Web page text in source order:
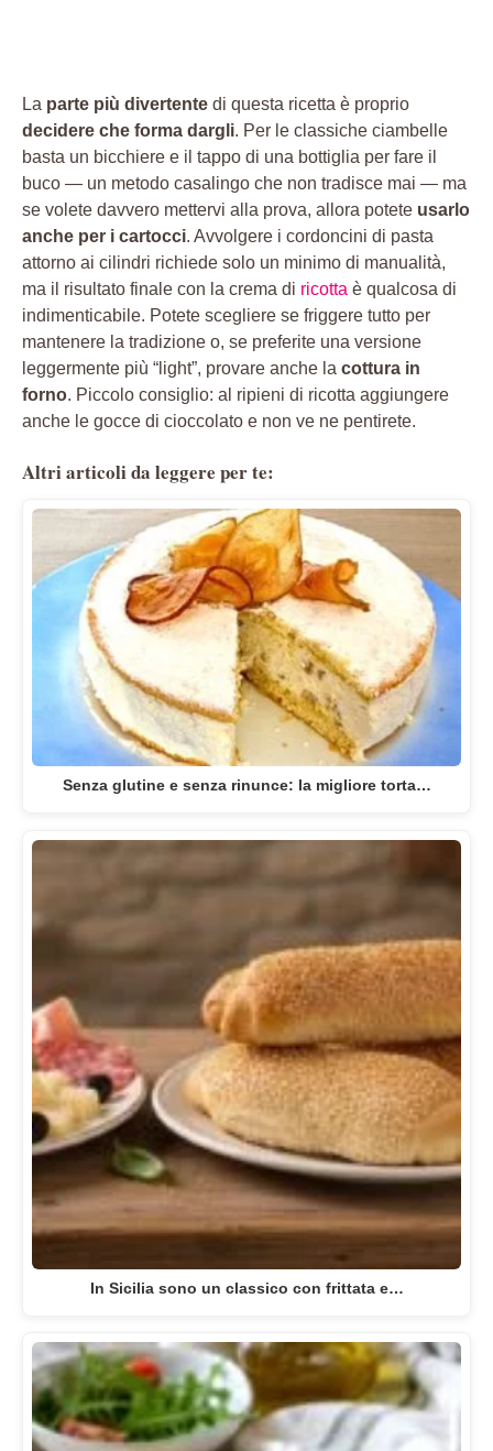
La parte più divertente di questa ricetta è proprio
decidere che forma dargli. Per le classiche ciambelle
basta un bicchiere e il tappo di una bottiglia per fare il
buco — un metodo casalingo che non tradisce mai — ma
se volete davvero mettervi alla prova, allora potete usarlo
anche per i cartocci. Avvolgere i cordoncini di pasta
attorno ai cilindri richiede solo un minimo di manualità,
ma il risultato finale con la crema di ricotta è qualcosa di
indimenticabile. Potete scegliere se friggere tutto per
mantenere la tradizione o, se preferite una versione
leggermente più “light”, provare anche la cottura in
forno. Piccolo consiglio: al ripieni di ricotta aggiungere
anche le gocce di cioccolato e non ve ne pentirete.
Altri articoli da leggere per te:
Senza glutine e senza rinunce: la migliore torta…
In Sicilia sono un classico con frittata e…